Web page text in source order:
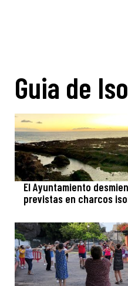
Guia de
El Ayuntamiento
previstas en charcos